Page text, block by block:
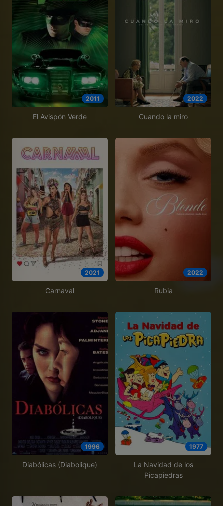
2011
El Avispón Verde
2022
Cuando la miro
2021
Carnaval
2022
Rubia
1996
Diabólicas (Diabolique)
1977
La Navidad de los
Picapiedras